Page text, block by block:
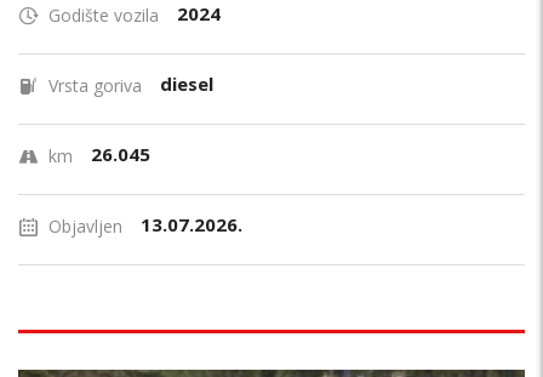
Godište vozila 2024
Vrsta goriva diesel
km 26.045
Objavljen 13.07.2026.